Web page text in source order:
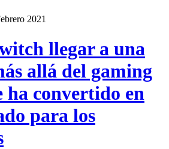
2021
llegar a una
allá del gaming
ha convertido en
para los